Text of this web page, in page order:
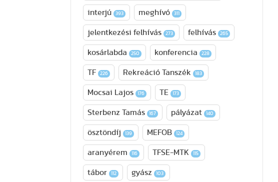
interjú 393 meghívó 311
jelentkezési felhívás 273 felhívás 265
kosárlabda 250 konferencia 228
TF 226 Rekreáció Tanszék 183
Mocsai Lajos 176 TE 173
Sterbenz Tamás 167 pályázat 140
ösztöndíj 139 MEFOB 124
aranyérem 116 TFSE-MTK 115
tábor 112 gyász 103